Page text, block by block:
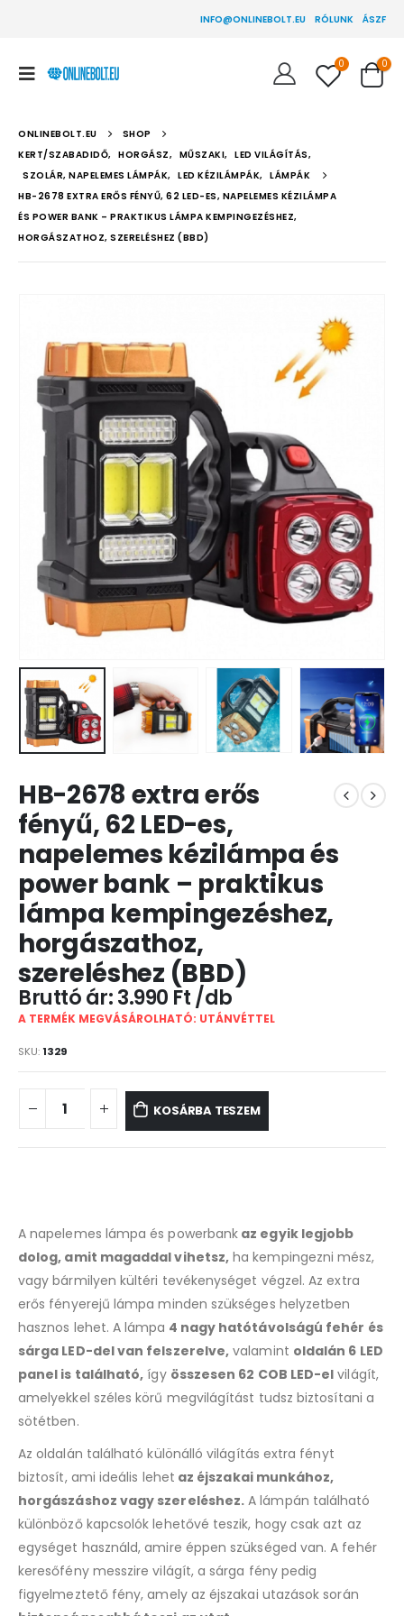
INFO@ONLINEBOLT.EU RÓLUNK ÁSZF
0 0
ONLINEBOLT.EU
SHOP
KERT/SZABADIDŐ, HORGÁSZ, MŰSZAKI, LED VILÁGÍTÁS,
SZOLÁR, NAPELEMES LÁMPÁK, LED KÉZILÁMPÁK, LÁMPÁK
HB-2678 EXTRA ERŐS FÉNYŰ, 62 LED-ES, NAPELEMES KÉZILÁMPA
ÉS POWER BANK – PRAKTIKUS LÁMPA KEMPINGEZÉSHEZ,
HORGÁSZATHOZ, SZERELÉSHEZ (BBD)
HB-2678 extra erős
fényű, 62 LED-es,
napelemes kézilámpa és
power bank – praktikus
lámpa kempingezéshez,
horgászathoz,
szereléshez (BBD)
3.990 Ft
A TERMÉK MEGVÁSÁROLHATÓ: UTÁNVÉTTEL
SKU:1329
KOSÁRBA TESZEM
A napelemes lámpa és powerbank az egyik legjobb
dolog, amit magaddal vihetsz, ha kempingezni mész,
vagy bármilyen kültéri tevékenységet végzel. Az extra
erős fényerejű lámpa minden szükséges helyzetben
hasznos lehet. A lámpa 4 nagy hatótávolságú fehér és
sárga LED-del van felszerelve, valamint oldalán 6 LED
panel is található, így összesen 62 COB LED-el világít,
amelyekkel széles körű megvilágítást tudsz biztosítani a
sötétben.
Az oldalán található különálló világítás extra fényt
biztosít, ami ideális lehet az éjszakai munkához,
horgászáshoz vagy szereléshez. A lámpán található
különböző kapcsolók lehetővé teszik, hogy csak azt az
egységet használd, amire éppen szükséged van. A fehér
keresőfény messzire világít, a sárga fény pedig
figyelmeztető fény, amely az éjszakai utazások során